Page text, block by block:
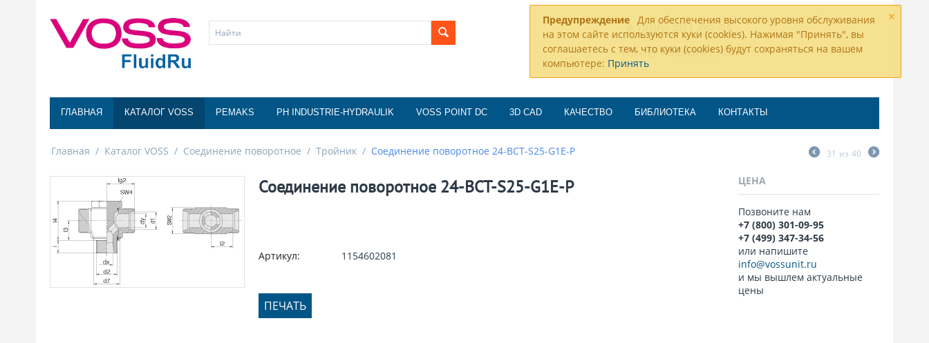
×
Предупреждение Для обеспечения высокого уровня обслуживания
на этом сайте используются куки (cookies). Нажимая "Принять", вы
соглашаетесь с тем, что куки (cookies) будут сохраняться на вашем
компьютере: Принять
8 (800) 301-09-95
info@vossunit.ru
ГЛАВНАЯ КАТАЛОГ VOSS PEMAKS PH INDUSTRIE-HYDRAULIK VOSS POINT DC 3D CAD КАЧЕСТВО БИБЛИОТЕКА КОНТАКТЫ
Главная / Каталог VOSS / Соединение поворотное / Тройник / Соединение поворотное 24-BCT-S25-G1E-P 31 из 40
Соединение поворотное 24-BCT-S25-G1E-P
Артикул: 1154602081
ПЕЧАТЬ
ЦЕНА
Позвоните нам
+7 (800) 301-09-95
+7 (499) 347-34-56
или напишите
info@vossunit.ru
и мы вышлем актуальные
цены